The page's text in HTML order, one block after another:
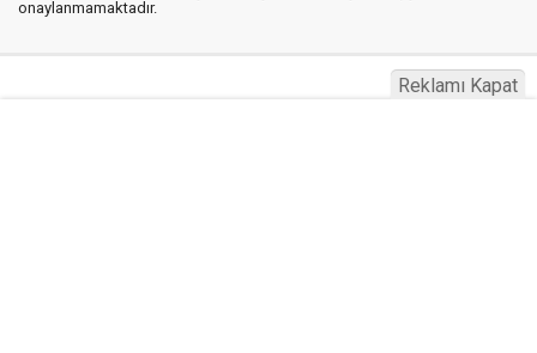
onaylanmamaktadır.
Reklamı Kapat